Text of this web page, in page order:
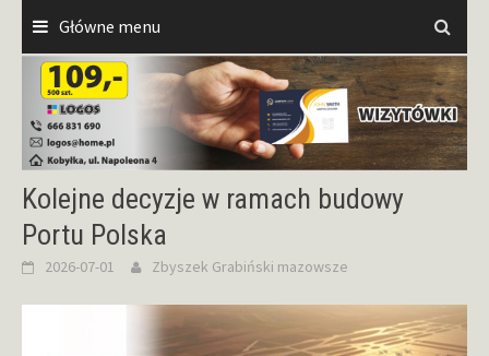
Główne menu
Kolejne decyzje w ramach budowy
Portu Polska
2026-07-01 Zbyszek Grabiński mazowsze